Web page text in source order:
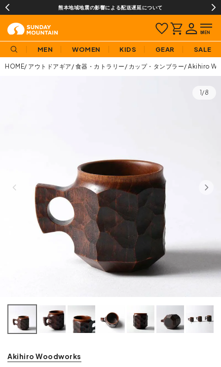
熊本地域地震の影響による配送遅延について
MEN WOMEN KIDS GEAR SALE
HOME アウトドアギア 食器・カトラリー カップ・タンブラー Akihiro
1/8
Akihiro Woodworks